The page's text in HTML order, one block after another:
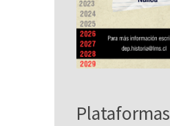
Plataformas